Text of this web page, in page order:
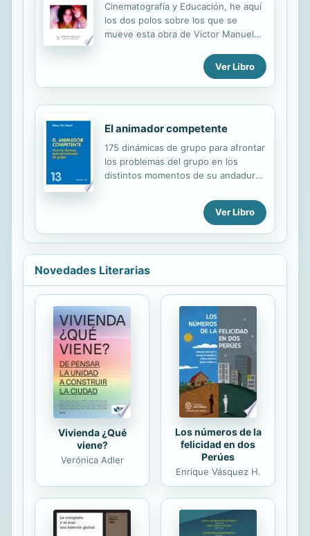
contenidos de cada tema, eficaz
complemento para afianzar los
contenidos expuestos.
Cinematografía y Educación, he aquí
los dos polos sobre los que se
mueve esta obra de Víctor Manuel
ofrece una síntesis de: las distintas
aportaciones desde la educación y la
cinematografía a los estudios
fílmicos. los avances teóricos que
análisis audiovisual en el ámbito de la
educación. Así, se abordan
cuestiones básicas como la
transformación y el devenir de los
educadores en un mundo
audiovisual, algo fundamental en un
mundo icónico como el actual. La
necesidad de...
Ver Libro
El animador competente
175 dinámicas de grupo para afrontar
los problemas del grupo en los
distintos momentos de su andadura:
comunicación, conflictos,
crecimiento, aprendizajes, objetivos.
Ver Libro
Novedades Literarias
Vivienda ¿Qué
viene?
Verónica Adler
Los números de la
felicidad en dos
Perúes
Enrique Vásquez H.